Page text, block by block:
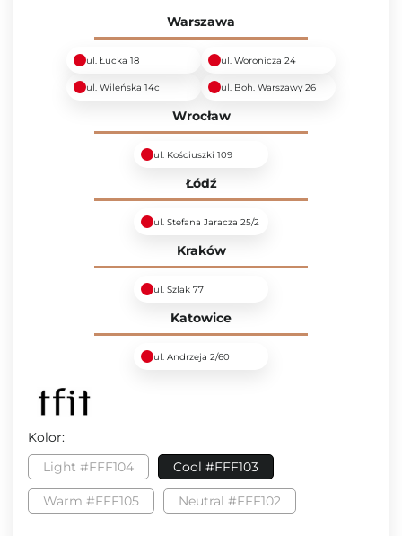
Warszawa
ul. Łucka 18 ul. Woronicza 24
ul. Wileńska 14c ul. Boh. Warszawy 26
Wrocław
ul. Kościuszki 109
Łódź
ul. Stefana Jaracza 25/2
Kraków
ul. Szlak 77
Katowice
ul. Andrzeja 2/60
Kolor:
Light #FFF104
Cool #FFF103
Warm #FFF105 Neutral #FFF102